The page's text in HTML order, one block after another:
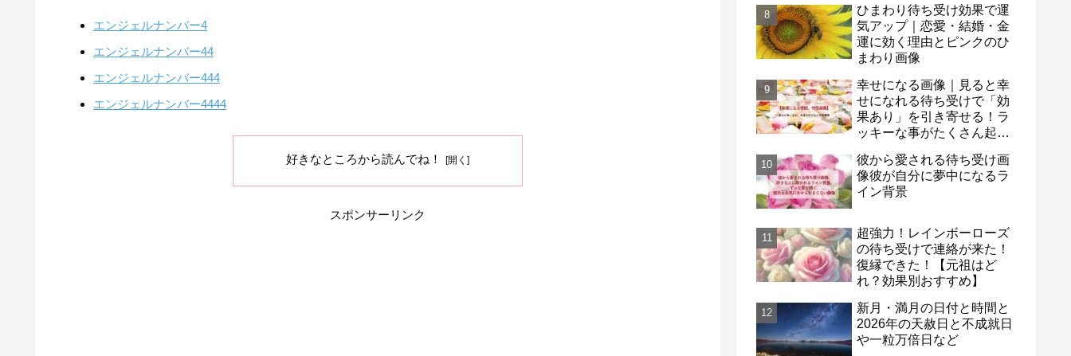
エンジェルナンバー4
エンジェルナンバー44
エンジェルナンバー444
エンジェルナンバー4444
好きなところから読んでね！
スポンサーリンク
ひまわり待ち受け効果で運
気アップ｜恋愛・結婚・金
運に効く理由とピンクのひ
まわり画像
幸せになる画像｜見ると幸
せになれる待ち受けで「効
果あり」を引き寄せる！ラ
ッキーな事がたくさん起こ
彼から愛される待ち受け画
像彼が自分に夢中になるラ
イン背景
超強力！レインボーローズ
の待ち受けで連絡が来た！
復縁できた！【元祖はど
れ？効果別おすすめ】
新月・満月の日付と時間と
2026年の天赦日と不成就日
や一粒万倍日など